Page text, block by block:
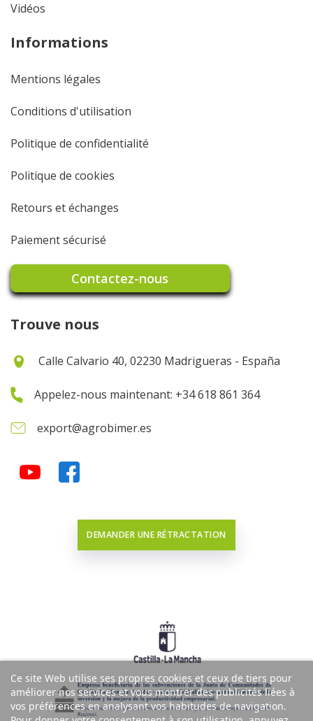
Ce site Web utilise ses propres cookies et ceux de tiers pour
améliorer nos services et vous montrer des publicités liées à
vos préférences en analysant vos habitudes de navigation.
Vidéos
Informations
Mentions légales
Conditions d'utilisation
Politique de confidentialité
Politique de cookies
Retours et échanges
Paiement sécurisé
Contactez-nous
Trouve nous
Calle Calvario 40, 02230 Madrigueras - España
Appelez-nous maintenant: +34 618 861 364
export@agrobimer.es
DEMANDER UNE RÉTRACTATION